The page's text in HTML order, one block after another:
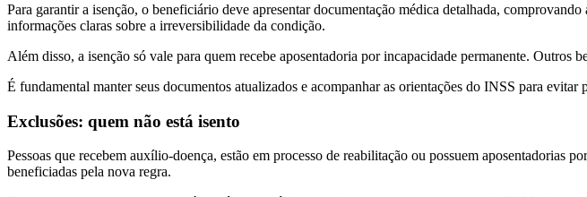
Para garantir a isenção, o beneficiário deve apresentar documentação médica detalhada,
informações claras sobre a irreversibilidade da condição.
Além disso, a isenção só vale para quem recebe aposentadoria por incapacidade permanente.
É fundamental manter seus documentos atualizados e acompanhar as orientações do INSS para evitar
Exclusões: quem não está isento
Pessoas que recebem auxílio-doença, estão em processo de reabilitação ou possuem aposentadorias
beneficiadas pela nova regra.